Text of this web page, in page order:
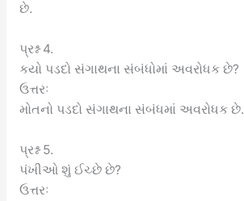
છે.
પ્રશ્ન 4.
કયો પડદો સંગાથના સંબંધોમાં અવરોધક છે?
ઉત્તરઃ
મોતનો પડદો સંગાથના સંબંધમાં અવરોધક છે.
પ્રશ્ન 5.
પંખીઓ શું ઈચ્છે છે?
ઉત્તરઃ